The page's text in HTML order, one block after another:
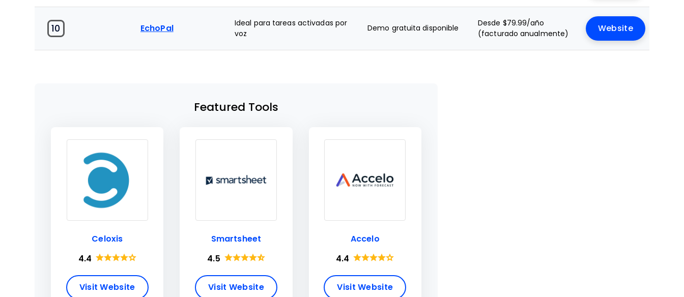
10 EchoPal
Ideal para tareas activadas por
voz
Demo gratuita disponible
Desde $79.99/año
(facturado anualmente)
Website
Featured Tools
Celoxis
4.4
Visit Website
Smartsheet
4.5
Visit Website
Accelo
4.4
Visit Website